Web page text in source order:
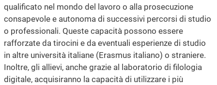
qualificato nel mondo del lavoro o alla prosecuzione
consapevole e autonoma di successivi percorsi di studio
o professionali. Queste capacità possono essere
rafforzate da tirocini e da eventuali esperienze di studio
in altre università italiane (Erasmus italiano) o straniere.
Inoltre, gli allievi, anche grazie al laboratorio di filologia
digitale, acquisiranno la capacità di utilizzare i più